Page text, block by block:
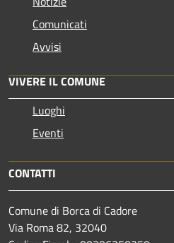
Comunicati
Avvisi
VIVERE IL COMUNE
Luoghi
Eventi
CONTATTI
Comune di Borca di Cadore
Via Roma 82, 32040